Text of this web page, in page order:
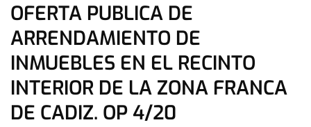
OFERTA PUBLICA DE
ARRENDAMIENTO DE
INMUEBLES EN EL RECINTO
INTERIOR DE LA ZONA FRANCA
DE CADIZ. OP 4/20